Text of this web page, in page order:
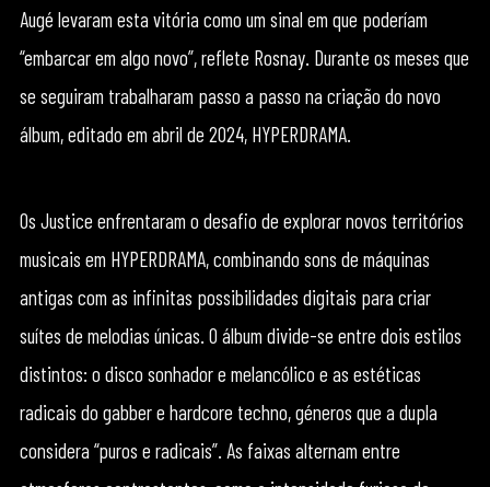
Augé levaram esta vitória como um sinal em que poderíam
“embarcar em algo novo”, reflete Rosnay. Durante os meses que
se seguiram trabalharam passo a passo na criação do novo
álbum, editado em abril de 2024, HYPERDRAMA.
Os Justice enfrentaram o desafio de explorar novos territórios
musicais em HYPERDRAMA, combinando sons de máquinas
antigas com as infinitas possibilidades digitais para criar
suítes de melodias únicas. O álbum divide-se entre dois estilos
distintos: o disco sonhador e melancólico e as estéticas
radicais do gabber e hardcore techno, géneros que a dupla
considera “puros e radicais”. As faixas alternam entre